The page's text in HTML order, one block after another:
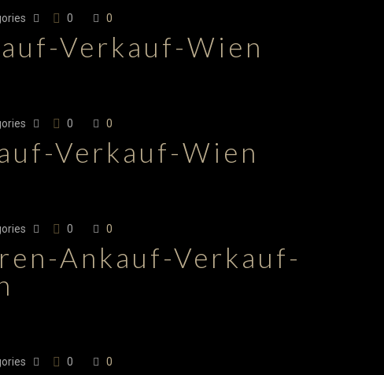
0 0
Verkauf-Wien
0 0
Verkauf-Wien
0 0
Ankauf-Verkauf-
0 0